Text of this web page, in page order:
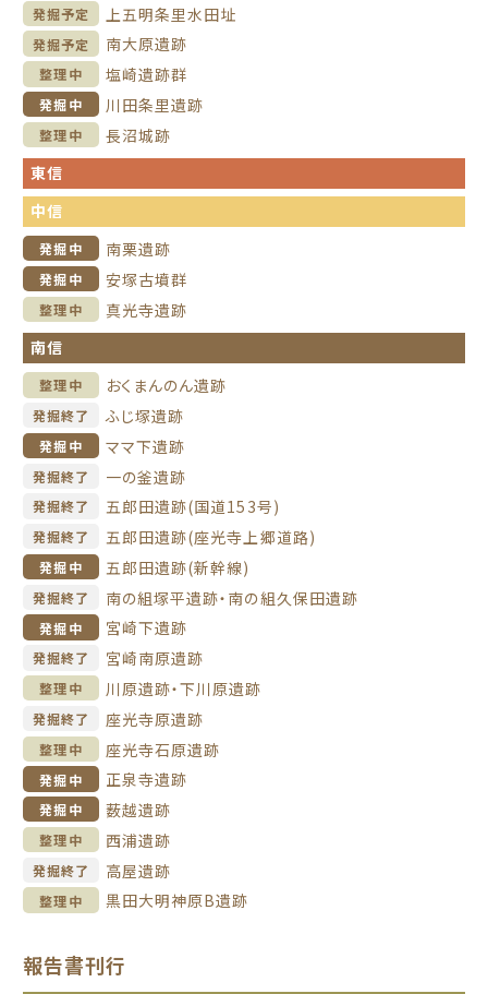
発掘予定 上五明条里水田址
発掘予定 南大原遺跡
整理中 塩崎遺跡群
発掘中 川田条里遺跡
整理中
長沼城跡
東信
中信
発掘中 南栗遺跡
発掘中 安塚古墳群
整理中
真光寺遺跡
南信
整理中 おくまんのん遺跡
発掘終了 ふじ塚遺跡
発掘中 ママ下遺跡
発掘終了 一の釜遺跡
発掘終了 五郎田遺跡(国道153号)
発掘終了 五郎田遺跡(座光寺上郷道路)
発掘中 五郎田遺跡(新幹線)
発掘終了 南の組塚平遺跡・南の組久保田遺跡
発掘中 宮崎下遺跡
発掘終了 宮崎南原遺跡
整理中 川原遺跡・下川原遺跡
発掘終了 座光寺原遺跡
整理中 座光寺石原遺跡
発掘中 正泉寺遺跡
発掘中 薮越遺跡
整理中 西浦遺跡
発掘終了 高屋遺跡
整理中 黒田大明神原B遺跡
報告書刊行